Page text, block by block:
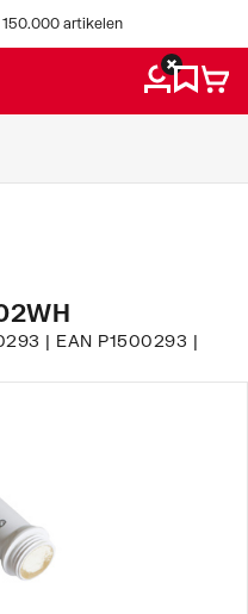
150.000 artikelen
| EAN P1500293 |